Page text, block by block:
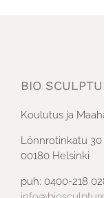
BIO
Koulutus ja
Lönnrotinkatu 30
00180 Helsinki
puh: 0400-218